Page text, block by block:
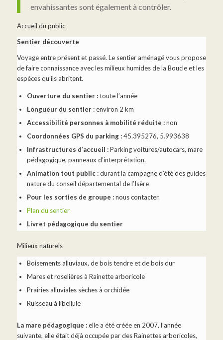
envahissantes sont également à contrôler.
Accueil du public
Sentier découverte
Voyage entre présent et passé. Le sentier aménagé vous propose
de faire connaissance avec les milieux humides de la Boucle et les
espèces qu’ils abritent.
Ouverture du sentier :toute l’année
Longueur du sentier :environ 2 km
Accessibilité personnes à mobilité réduite :non
Coordonnées GPS du parking :45.395276, 5.993638
Infrastructures d’accueil :Parking voitures/autocars, mare
pédagogique, panneaux d’interprétation.
Animation tout public :durant la campagne d’été des guides
nature du conseil départemental de l’Isère
Pour les sorties de groupe :nous contacter.
Plan du sentier
Livret pédagogique du sentier
Milieux naturels
Boisements alluviaux, de bois tendre et de bois dur
Mares et roselières à Rainette arboricole
Prairies alluviales sèches à orchidée
Ruisseau à libellule
La mare pédagogique :elle a été créée en 2007, l’année
suivante, elle était déjà occupée par des Rainettes arboricoles,